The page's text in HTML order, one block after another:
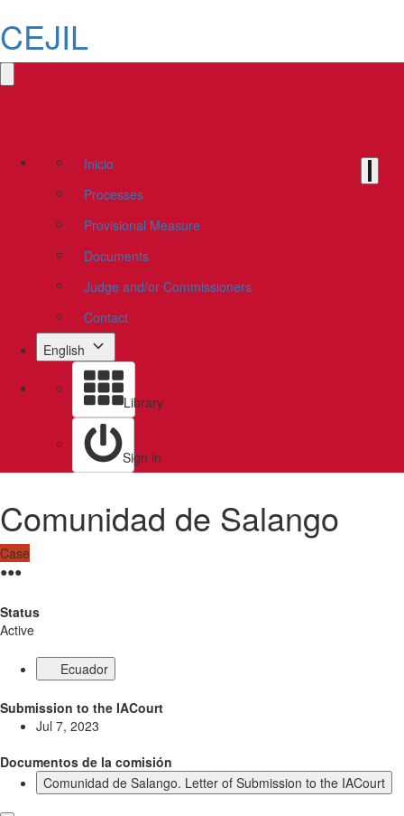
CEJIL
Inicio
Processes
Provisional Measure
Documents
Judge and/or Commissioners
Contact
English
Library
Sign in
Comunidad de Salango
Case
●●●
Status
Active
Ecuador
Submission to the IACourt
Jul 7, 2023
Documentos de la comisión
Comunidad de Salango. Letter of Submission to the IACourt